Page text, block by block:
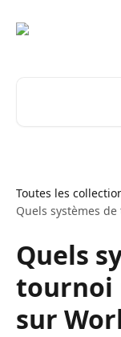
Toutes les
Quels systèmes
Quels
tournoi
sur